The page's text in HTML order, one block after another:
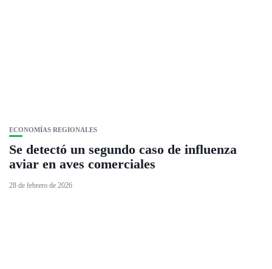
ECONOMÍAS REGIONALES
Se detectó un segundo caso de influenza
aviar en aves comerciales
28 de febrero de 2026